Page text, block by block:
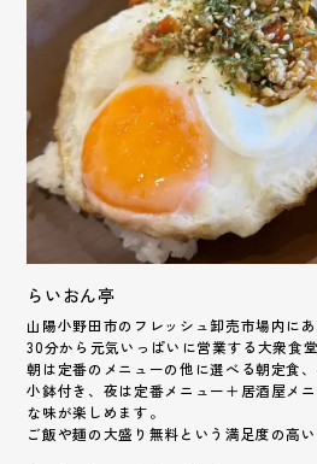
らいおん亭
山陽小野田市のフレッシュ卸売市場内に
30分から元気いっぱいに営業する大衆食
朝は定番のメニューの他に選べる朝定食
小鉢付き、夜は定番メニュー＋居酒屋メ
な味が楽しめます。
ご飯や麺の大盛り無料という満足度の高